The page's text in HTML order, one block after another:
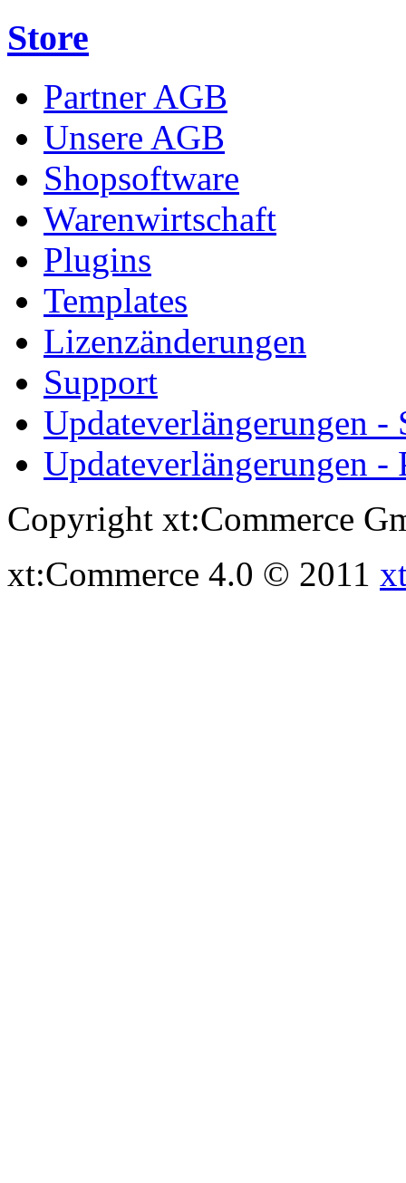
Store
Partner AGB
Unsere AGB
Shopsoftware
Warenwirtschaft
Plugins
Templates
Lizenzänderungen
Support
Updateverlängerungen -
Updateverlängerungen -
Copyright xt:Commerce
xt:Commerce 4.0 © 2011